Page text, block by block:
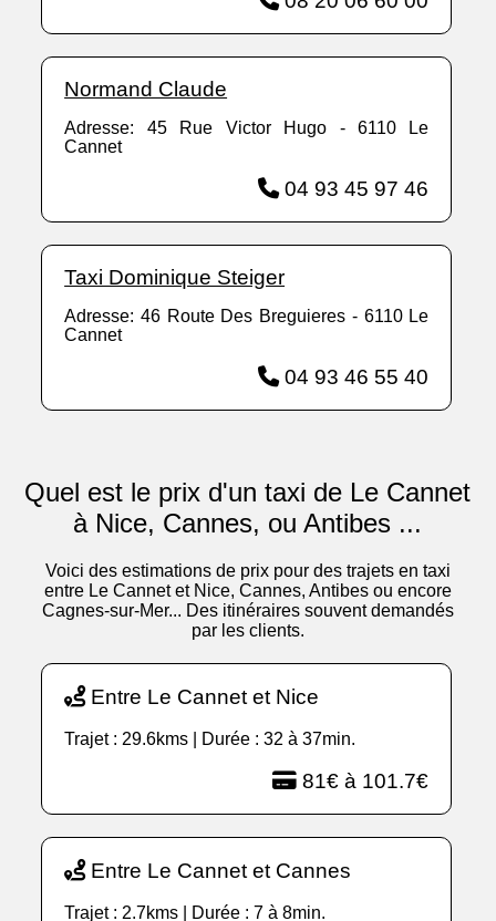
Normand Claude
Adresse: 45 Rue Victor Hugo - 6110 Le
Cannet
04 93 45 97 46
Taxi Dominique Steiger
Adresse: 46 Route Des Breguieres - 6110 Le
Cannet
04 93 46 55 40
Quel est le prix d'un taxi de Le Cannet
à Nice, Cannes, ou Antibes ...
Voici des estimations de prix pour des trajets en taxi
entre Le Cannet et Nice, Cannes, Antibes ou encore
Cagnes-sur-Mer... Des itinéraires souvent demandés
par les clients.
Entre Le Cannet et Nice
Trajet : 29.6kms | Durée : 32 à 37min.
81€ à 101.7€
Entre Le Cannet et Cannes
Trajet : 2.7kms | Durée : 7 à 8min.